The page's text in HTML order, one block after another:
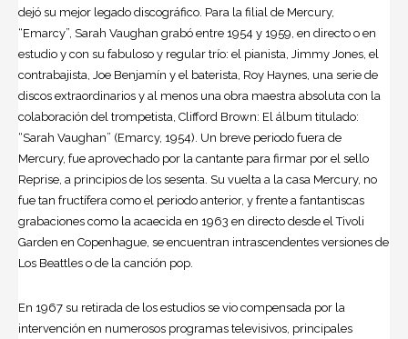
dejó su mejor legado discográfico. Para la filial de Mercury,
“Emarcy”, Sarah Vaughan grabó entre 1954 y 1959, en directo o en
estudio y con su fabuloso y regular trío: el pianista, Jimmy Jones, el
contrabajista, Joe Benjamín y el baterista, Roy Haynes, una serie de
discos extraordinarios y al menos una obra maestra absoluta con la
colaboración del trompetista, Clifford Brown: El álbum titulado:
“Sarah Vaughan” (Emarcy, 1954). Un breve periodo fuera de
Mercury, fue aprovechado por la cantante para firmar por el sello
Reprise, a principios de los sesenta. Su vuelta a la casa Mercury, no
fue tan fructífera como el periodo anterior, y frente a fantantiscas
grabaciones como la acaecida en 1963 en directo desde el Tivoli
Garden en Copenhague, se encuentran intrascendentes versiones de
Los Beattles o de la canción pop.
En 1967 su retirada de los estudios se vio compensada por la
intervención en numerosos programas televisivos, principales